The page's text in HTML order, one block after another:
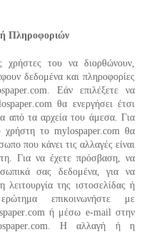
Πληροφοριών
χρήστες του να διορθώνουν,
δεδομένα και πληροφορίες
.com. Εάν επιλέξετε να
.com θα ενεργήσει έτσι
από τα αρχεία του άμεσα. Για
χρήστη το mylospaper.com θα
που κάνει τις αλλαγές είναι
Για να έχετε πρόσβαση, να
σας δεδομένα, για να
της ιστοσελίδας ή
επικοινωνήστε με
.comή μέσω e-mail στην
.com. Η αλλαγή ή η